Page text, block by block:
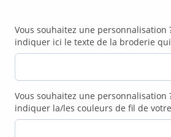
Vous souhaitez une personnalisation
indiquer ici le texte de la broderie
Vous souhaitez une personnalisation
indiquer la/les couleurs de fil de